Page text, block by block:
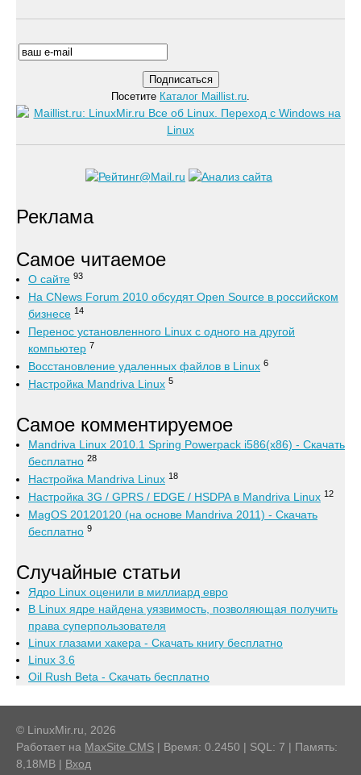
Посетите Каталог Maillist.ru.
Реклама
Самое читаемое
О сайте 93
На CNews Forum 2010 обсудят Open Source в российском
бизнесе 14
Перенос установленного Linux с одного на другой
компьютер 7
Восстановление удаленных файлов в Linux 6
Настройка Mandriva Linux 5
Самое комментируемое
Mandriva Linux 2010.1 Spring Powerpack i586(x86) - Скачать
бесплатно 28
Настройка Mandriva Linux 18
Настройка 3G / GPRS / EDGE / HSDPA в Mandriva Linux 12
MagOS 20120120 (на основе Mandriva 2011) - Скачать
бесплатно 9
Случайные статьи
Ядро Linux оценили в миллиард евро
В Linux ядре найдена уязвимость, позволяющая получить
права суперпользователя
Linux глазами хакера - Скачать книгу бесплатно
Linux 3.6
Oil Rush Beta - Скачать бесплатно
© LinuxMir.ru, 2026
Работает на MaxSite CMS | Время: 0.2450 | SQL: 7 | Память:
8,18MB | Вход